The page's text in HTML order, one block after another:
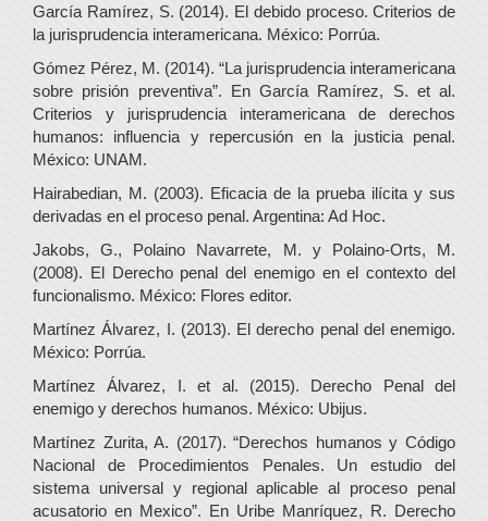
García Ramírez, S. (2014). El debido proceso. Criterios de
la jurisprudencia interamericana. México: Porrúa.
Gómez Pérez, M. (2014). “La jurisprudencia interamericana
sobre prisión preventiva”. En García Ramírez, S. et al.
Criterios y jurisprudencia interamericana de derechos
humanos: influencia y repercusión en la justicia penal.
México: UNAM.
Hairabedian, M. (2003). Eficacia de la prueba ilícita y sus
derivadas en el proceso penal. Argentina: Ad Hoc.
Jakobs, G., Polaino Navarrete, M. y Polaino-Orts, M.
(2008). El Derecho penal del enemigo en el contexto del
funcionalismo. México: Flores editor.
Martínez Álvarez, I. (2013). El derecho penal del enemigo.
México: Porrúa.
Martínez Álvarez, I. et al. (2015). Derecho Penal del
enemigo y derechos humanos. México: Ubijus.
Martínez Zurita, A. (2017). “Derechos humanos y Código
Nacional de Procedimientos Penales. Un estudio del
sistema universal y regional aplicable al proceso penal
acusatorio en Mexico”. En Uribe Manríquez, R. Derecho